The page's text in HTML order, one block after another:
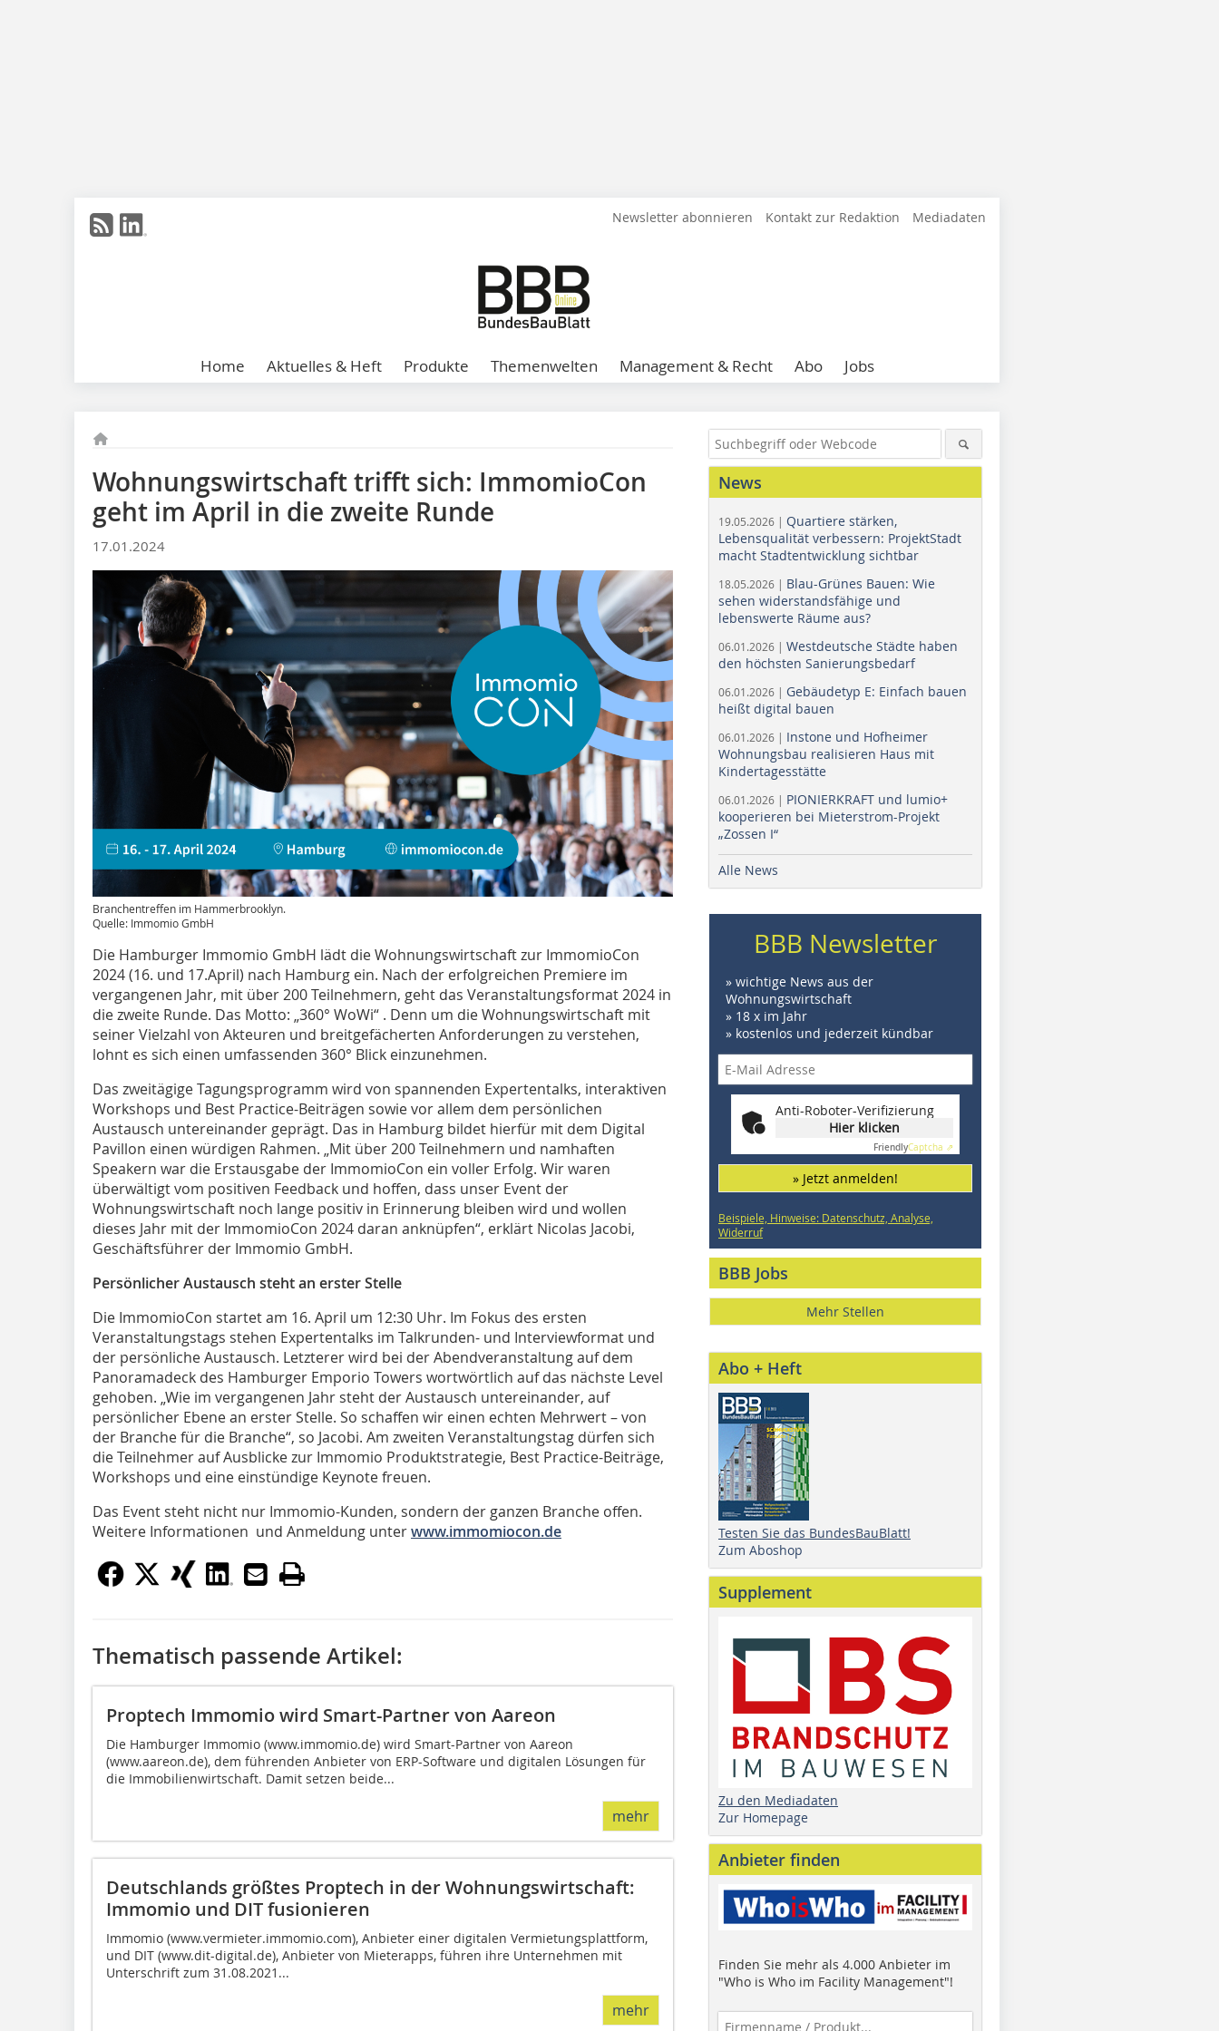
Newsletter abonnieren Kontakt zur Redaktion Mediadaten
Home Aktuelles & Heft Produkte Themenwelten Management & Recht Abo Jobs
Wohnungswirtschaft trifft sich: ImmomioCon
geht im April in die zweite Runde
17.01.2024
Branchentreffen im Hammerbrooklyn.
Quelle: Immomio GmbH
Die Hamburger Immomio GmbH lädt die Wohnungswirtschaft zur ImmomioCon
2024 (16. und 17.April) nach Hamburg ein. Nach der erfolgreichen Premiere im
vergangenen Jahr, mit über 200 Teilnehmern, geht das Veranstaltungsformat 2024 in
die zweite Runde. Das Motto: „360° WoWi“ . Denn um die Wohnungswirtschaft mit
seiner Vielzahl von Akteuren und breitgefächerten Anforderungen zu verstehen,
lohnt es sich einen umfassenden 360° Blick einzunehmen.
Das zweitägige Tagungsprogramm wird von spannenden Expertentalks, interaktiven
Workshops und Best Practice-Beiträgen sowie vor allem dem persönlichen
Austausch untereinander geprägt. Das in Hamburg bildet hierfür mit dem Digital
Pavillon einen würdigen Rahmen. „Mit über 200 Teilnehmern und namhaften
Speakern war die Erstausgabe der ImmomioCon ein voller Erfolg. Wir waren
überwältigt vom positiven Feedback und hoffen, dass unser Event der
Wohnungswirtschaft noch lange positiv in Erinnerung bleiben wird und wollen
dieses Jahr mit der ImmomioCon 2024 daran anknüpfen“, erklärt Nicolas Jacobi,
Geschäftsführer der Immomio GmbH.
Persönlicher Austausch steht an erster Stelle
Die ImmomioCon startet am 16. April um 12:30 Uhr. Im Fokus des ersten
Veranstaltungstags stehen Expertentalks im Talkrunden- und Interviewformat und
der persönliche Austausch. Letzterer wird bei der Abendveranstaltung auf dem
Panoramadeck des Hamburger Emporio Towers wortwörtlich auf das nächste Level
gehoben. „Wie im vergangenen Jahr steht der Austausch untereinander, auf
persönlicher Ebene an erster Stelle. So schaffen wir einen echten Mehrwert – von
der Branche für die Branche“, so Jacobi. Am zweiten Veranstaltungstag dürfen sich
die Teilnehmer auf Ausblicke zur Immomio Produktstrategie, Best Practice-Beiträge,
Workshops und eine einstündige Keynote freuen.
Das Event steht nicht nur Immomio-Kunden, sondern der ganzen Branche offen.
Weitere Informationen und Anmeldung unterwww.immomiocon.de
Thematisch passende Artikel:
Proptech Immomio wird Smart-Partner von Aareon
Die Hamburger Immomio (www.immomio.de) wird Smart-Partner von Aareon
(www.aareon.de), dem führenden Anbieter von ERP-Software und digitalen Lösungen für
die Immobilienwirtschaft. Damit setzen beide...
mehr
Deutschlands größtes Proptech in der Wohnungswirtschaft:
Immomio und DIT fusionieren
Immomio (www.vermieter.immomio.com), Anbieter einer digitalen Vermietungsplattform,
und DIT (www.dit-digital.de), Anbieter von Mieterapps, führen ihre Unternehmen mit
Unterschrift zum 31.08.2021...
mehr
News
19.05.2026 | Quartiere stärken,
Lebensqualität verbessern: ProjektStadt
macht Stadtentwicklung sichtbar
18.05.2026 | Blau-Grünes Bauen: Wie
sehen widerstandsfähige und
lebenswerte Räume aus?
06.01.2026 | Westdeutsche Städte haben
den höchsten Sanierungsbedarf
06.01.2026 | Gebäudetyp E: Einfach bauen
heißt digital bauen
06.01.2026 | Instone und Hofheimer
Wohnungsbau realisieren Haus mit
Kindertagesstätte
06.01.2026 | PIONIERKRAFT und lumio+
kooperieren bei Mieterstrom-Projekt
„Zossen I“
Alle News
BBB Newsletter
» wichtige News aus der
Wohnungswirtschaft
» 18 x im Jahr
» kostenlos und jederzeit kündbar
Anti-Roboter-Verifizierung
Hier klicken
FriendlyCaptcha ⇗
» Jetzt anmelden!
Beispiele, Hinweise: Datenschutz, Analyse,
Widerruf
BBB Jobs
Mehr Stellen
Abo + Heft
Testen Sie das BundesBauBlatt!
Zum Aboshop
Supplement
Zu den Mediadaten
Zur Homepage
Anbieter finden
Finden Sie mehr als 4.000 Anbieter im
"Who is Who im Facility Management"!